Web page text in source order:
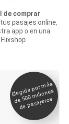
de comprar
pasajes online,
app o en una
Flixshop
Elegida por
más
de 500
millones
de pasajeros